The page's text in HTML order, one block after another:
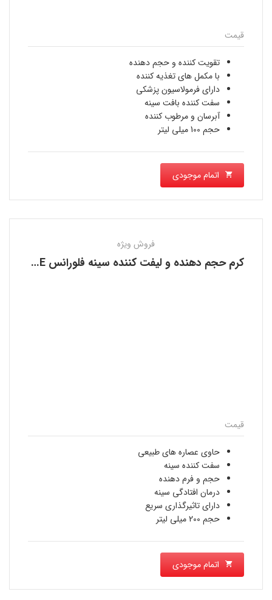
قیمت
تقویت کننده و حجم دهنده
با مکمل های تغذیه کننده
دارای فرمولاسیون پزشکی
سفت کننده بافت سینه
آبرسان و مرطوب کننده
حجم 100 میلی لیتر
اتمام موجودی
فروش ویژه
کرم حجم دهنده و لیفت کننده سینه فلورانس FLORENCE
قیمت
حاوی عصاره های طبیعی
سفت کننده سینه
حجم و فرم دهنده
درمان افتادگی سینه
دارای تاثیرگذاری سریع
حجم 200 میلی لیتر
اتمام موجودی